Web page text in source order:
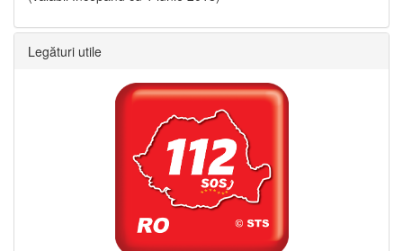
Legături utile